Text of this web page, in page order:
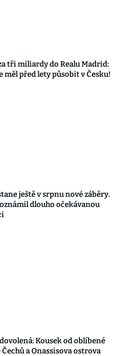
tři miliardy do Realu Madrid:
měl před lety působit v Česku!
ještě v srpnu nové záběry.
dlouho očekávanou
Kousek od oblíbené
a Onassisova ostrova